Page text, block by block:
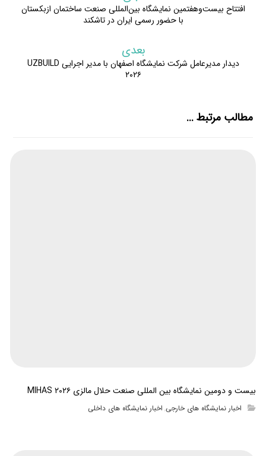
افتتاح بیست‌و‌هفتمین نمایشگاه بین‌المللی صنعت ساختمان ازبکستان
با حضور رسمی ایران در تاشکند
بعدی
دیدار مدیرعامل شرکت نمایشگاه اصفهان با مدیر اجرایی UZBUILD
۲۰۲۶
مطالب مرتبط ...
بیست و دومین نمایشگاه بین المللی صنعت حلال مالزی MIHAS ۲۰۲۶
اخبار نمایشگاه های خارجی, اخبار نمایشگاه های داخلی